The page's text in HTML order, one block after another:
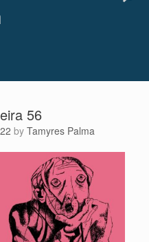
56
by Tamyres Palma